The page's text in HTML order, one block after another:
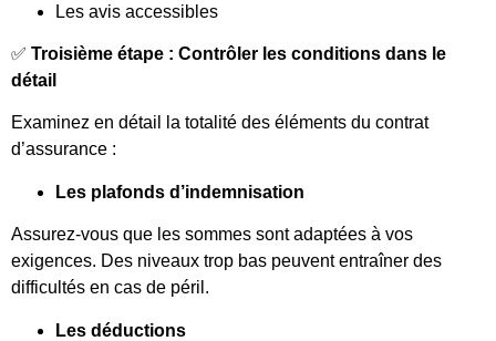
Les avis accessibles
✅ Troisième étape : Contrôler les conditions dans le
détail
Examinez en détail la totalité des éléments du contrat
d’assurance :
Les plafonds d’indemnisation
Assurez-vous que les sommes sont adaptées à vos
exigences. Des niveaux trop bas peuvent entraîner des
difficultés en cas de péril.
Les déductions